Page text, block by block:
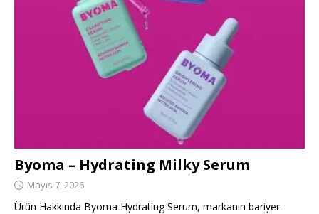
Byoma – Hydrating Milky Serum
Mayıs 7, 2026
Ürün Hakkında Byoma Hydrating Serum, markanın bariyer